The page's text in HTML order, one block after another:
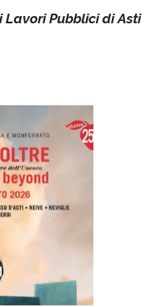
Lavori Pubblici di Asti